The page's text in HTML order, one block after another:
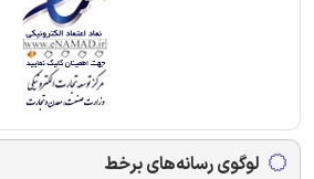
لوگوی رسانه‌های برخط